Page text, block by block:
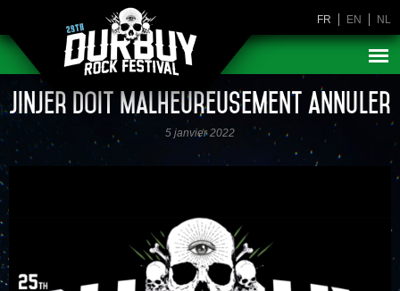
FR EN NL
Jinjer doit malheureusement annuler
5 janvier 2022